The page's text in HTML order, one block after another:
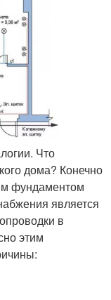
Что
дома? Конечно
фундаментом
является
в
этим